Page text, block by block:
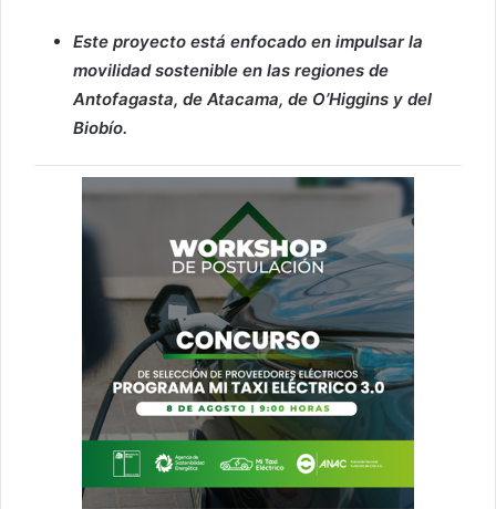
Este proyecto está enfocado en impulsar la
movilidad sostenible en las regiones de
Antofagasta, de Atacama, de O’Higgins y del
Biobío.